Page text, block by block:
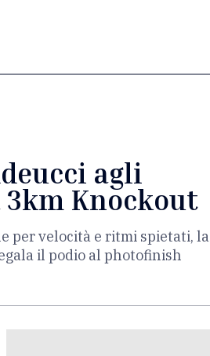
agli
3km Knockout
per velocità e ritmi spietati, la
il podio al photofinish